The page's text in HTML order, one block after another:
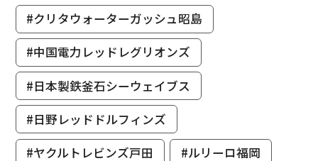
#クリタウォーターガッシュ昭島
#中国電力レッドレグリオンズ
#日本製鉄釜石シーウェイブス
#日野レッドドルフィンズ
#ヤクルトレビンズ戸田
#ルリーロ福岡